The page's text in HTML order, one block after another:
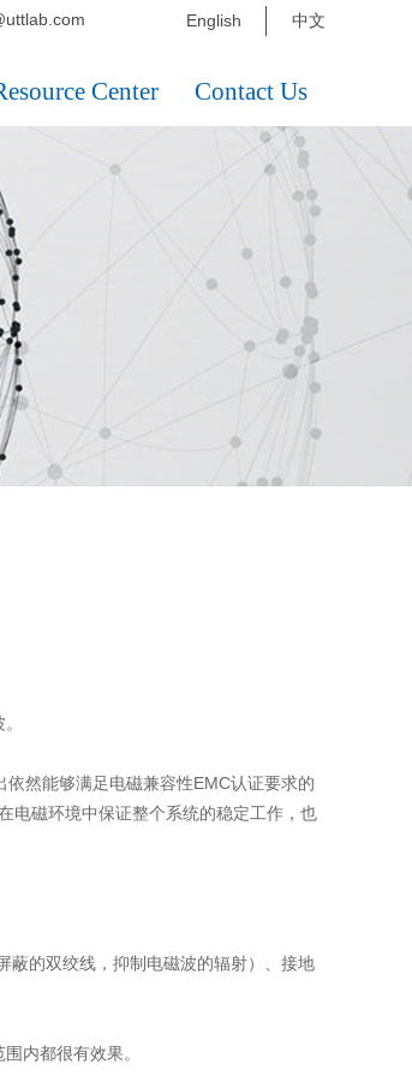
English 中文
Center Contact Us
然能够满足电磁兼容性EMC认证要求的
电磁环境中保证整个系统的稳定工作，也
蔽的双绞线，抑制电磁波的辐射）、接地
内都很有效果。